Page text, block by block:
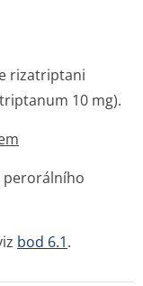
rizatriptani
10 mg).
perorálního
bod 6.1.